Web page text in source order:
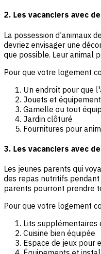
2. Les vacanciers avec
La possession d'animaux
devriez envisager une
que possible. Leur animal
Pour que votre logement
Un endroit pour que
Jouets et
Gamelle ou tout
Jardin clôturé
Fournitures pour
3. Les vacanciers avec
Les jeunes parents qui
des repas nutritifs
parents pourront prendre
Pour que votre logement
Lits supplémentaires
Cuisine bien équipée
Espace de jeux pour